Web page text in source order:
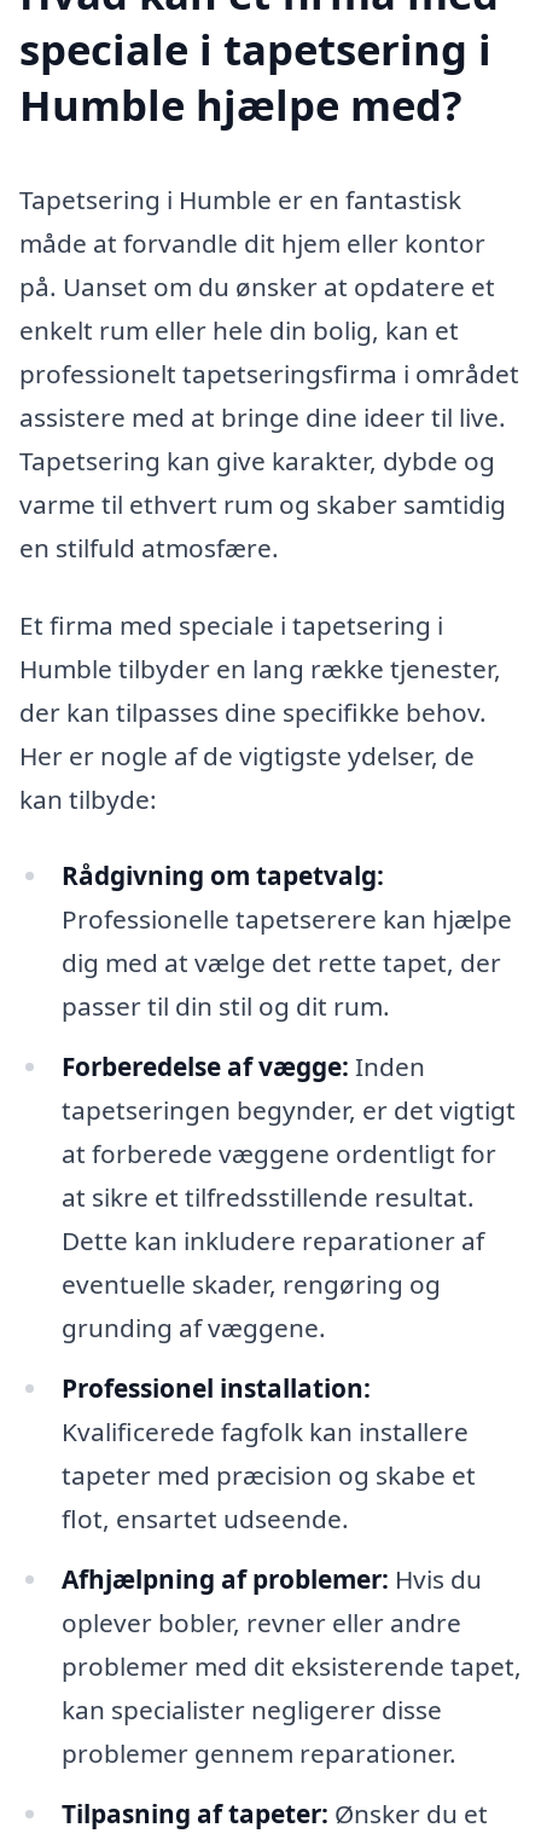
speciale i tapetsering i
Humble hjælpe med?
Tapetsering i Humble er en fantastisk
måde at forvandle dit hjem eller kontor
på. Uanset om du ønsker at opdatere et
enkelt rum eller hele din bolig, kan et
professionelt tapetseringsfirma i området
assistere med at bringe dine ideer til live.
Tapetsering kan give karakter, dybde og
varme til ethvert rum og skaber samtidig
en stilfuld atmosfære.
Et firma med speciale i tapetsering i
Humble tilbyder en lang række tjenester,
der kan tilpasses dine specifikke behov.
Her er nogle af de vigtigste ydelser, de
kan tilbyde:
Rådgivning om tapetvalg:
Professionelle tapetserere kan hjælpe
dig med at vælge det rette tapet, der
passer til din stil og dit rum.
Forberedelse af vægge: Inden
tapetseringen begynder, er det vigtigt
at forberede væggene ordentligt for
at sikre et tilfredsstillende resultat.
Dette kan inkludere reparationer af
eventuelle skader, rengøring og
grunding af væggene.
Professionel installation:
Kvalificerede fagfolk kan installere
tapeter med præcision og skabe et
flot, ensartet udseende.
Afhjælpning af problemer: Hvis du
oplever bobler, revner eller andre
problemer med dit eksisterende tapet,
kan specialister negligerer disse
problemer gennem reparationer.
Tilpasning af tapeter: Ønsker du et